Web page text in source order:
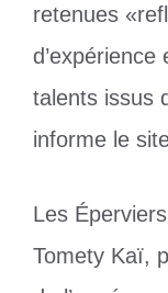
retenues
talents issus
informe le
Les
Tomety Kaï,